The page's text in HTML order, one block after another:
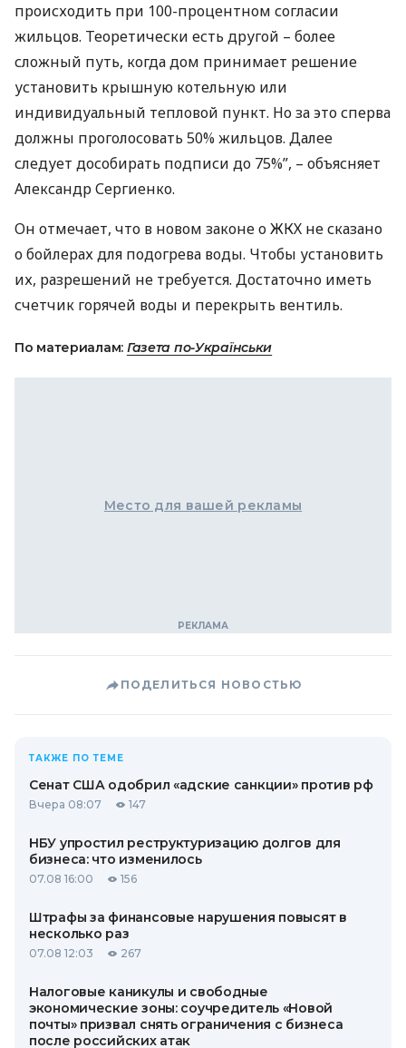
происходить при 100-процентном согласии
жильцов. Теоретически есть другой – более
сложный путь, когда дом принимает решение
установить крышную котельную или
индивидуальный тепловой пункт. Но за это сперва
должны проголосовать 50% жильцов. Далее
следует дособирать подписи до 75%”, – объясняет
Александр Сергиенко.
Он отмечает, что в новом законе оЖКХ не сказано
о бойлерах для подогрева воды. Чтобы установить
их, разрешений не требуется. Достаточно иметь
счетчик горячей воды и перекрыть вентиль.
По материалам: Газета по-Українськи
Место для вашей рекламы
ПОДЕЛИТЬСЯ НОВОСТЬЮ
ТАКЖЕ ПО ТЕМЕ
Сенат США одобрил «адские санкции» против рф
Вчера 08:07 147
НБУ упростил реструктуризацию долгов для
бизнеса: что изменилось
07.08 16:00 156
Штрафы за финансовые нарушения повысят в
несколько раз
07.08 12:03 267
Налоговые каникулы и свободные
экономические зоны: соучредитель «Новой
почты» призвал снять ограничения с бизнеса
после российских атак